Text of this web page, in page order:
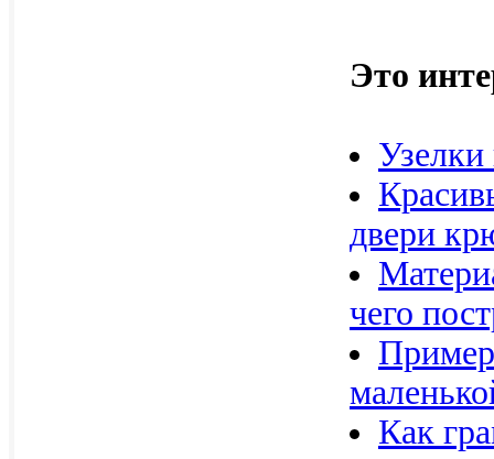
Это
Узелки
двери
чего
Как